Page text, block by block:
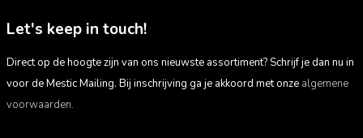
onder alle weersomstandigheden en is het slijtvast, wat zorgt
voor een extra lange levensduur.
Geniet je graag van de vrijheid van kamperen? Met een
monokristallijne zonnepaneel ben je minder afhankelijk van het
lichtnet voor elektriciteit op de camping. Het efficiënte paneel
Let's keep in touch!
Direct op de hoogte zijn van ons nieuwste assortiment? Schrijf je dan nu in
voor de Mestic Mailing. Bij inschrijving ga je akkoord met onze algemene
voorwaarden.